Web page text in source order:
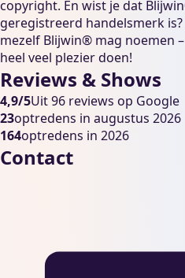
copyright. En wist je dat
geregistreerd handelsmerk
mezelf Blijwin® mag noemen
heel veel plezier doen!
Reviews & Shows
4,9/5Uit 96 reviews op Google
23optredens in augustus 2026
164optredens in 2026
Contact